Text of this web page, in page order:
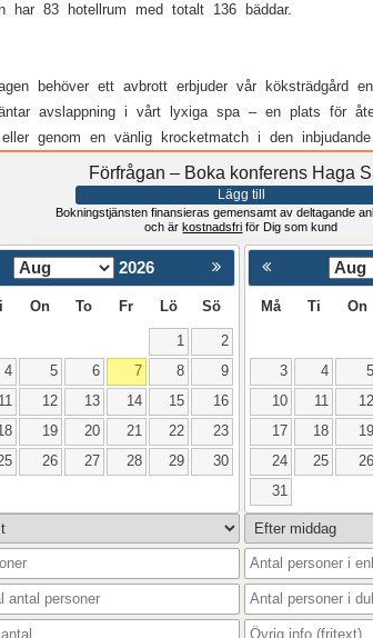
har 83 hotellrum med totalt 136 bäddar.
behöver ett avbrott erbjuder vår köksträdgård
avslappning i vårt lyxiga spa – en plats för
eller genom en vänlig krocketmatch i den
Förfrågan – Boka konferens Haga
Lägg till
Bokningstjänsten finansieras gemensamt av deltagande
och ärkostnadsfri för Dig som kund
2026
On To Fr Lö Sö
1
2
4 5 6 7 8
9
11 12 13 14 15
16
19 20 21 22
23
26 27 28 29
30
< Föregående
Må Ti On
3
4 5
10
11 12
17
18 19
24
25 26
31